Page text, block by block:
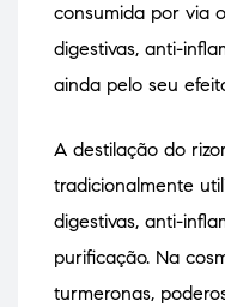
consumida por via
digestivas, anti-
ainda pelo seu
A destilação do
tradicionalmente
digestivas, anti-
purificação. Na
turmeronas,